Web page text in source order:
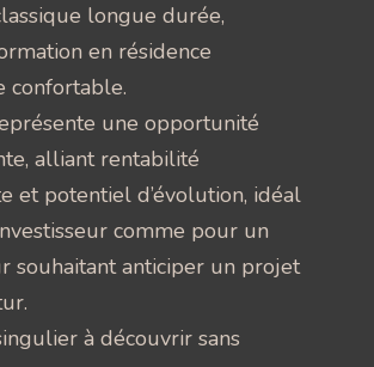
longue durée,
en résidence
confortable.
une opportunité
alliant rentabilité
et potentiel d’évolution, idéal
comme pour un
souhaitant anticiper un projet
à découvrir sans